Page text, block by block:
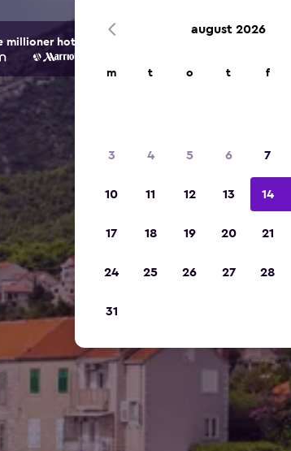
millioner hotell- og overnattingsalternativer.
august 2026
m t o t f
3 4 5 6 7
10 11 12 13 14
17 18 19 20 21
24 25 26 27 28
31